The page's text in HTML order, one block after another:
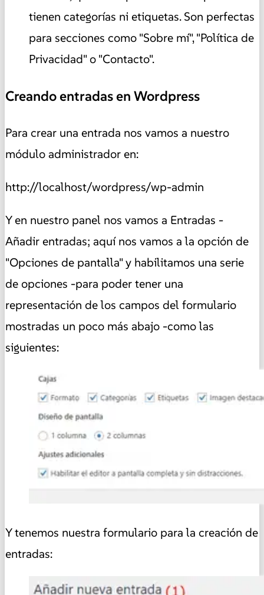
tienen categorías ni etiquetas. Son perfectas
para secciones como "Sobre mí", "Política de
Privacidad" o "Contacto".
Creando entradas en Wordpress
Para crear una entrada nos vamos a nuestro
módulo administrador en:
http://localhost/wordpress/wp-admin
Y en nuestro panel nos vamos a Entradas -
Añadir entradas; aquí nos vamos a la opción de
"Opciones de pantalla" y habilitamos una serie
de opciones -para poder tener una
representación de los campos del formulario
mostradas un poco más abajo -como las
siguientes:
Y tenemos nuestra formulario para la creación de
entradas: